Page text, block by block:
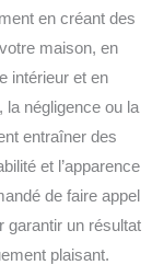
en créant des
maison, en
intérieur et en
la négligence ou la
entraîner des
et l’apparence
de faire appel
garantir un résultat
plaisant.